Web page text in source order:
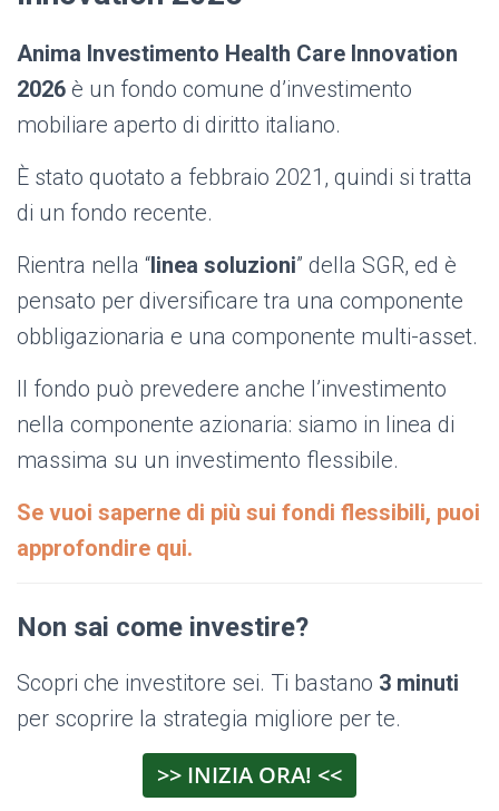
Anima Investimento Health Care Innovation
2026 è un fondo comune d’investimento
mobiliare aperto di diritto italiano.
È stato quotato a febbraio 2021, quindi si tratta
di un fondo recente.
Rientra nella “linea soluzioni” della SGR, ed è
pensato per diversificare tra una componente
obbligazionaria e una componente multi-asset.
Il fondo può prevedere anche l’investimento
nella componente azionaria: siamo in linea di
massima su un investimento flessibile.
Se vuoi saperne di più sui fondi flessibili, puoi
approfondire qui.
Non sai come investire?
Scopri che investitore sei. Ti bastano 3 minuti
per scoprire la strategia migliore per te.
>> INIZIA ORA! <<